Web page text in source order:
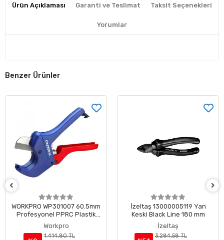
Ürün Açıklaması Garanti ve Teslimat Taksit Seçenekleri
Yorumlar
Benzer Ürünler
WORKPRO WP301007 60.5mm
Profesyonel PPRC Plastik
Boru Kesme Makası
Workpro
1.414,80 TL
İzeltaş 13000005119 Yan
Keski Black Line 180 mm
İzeltaş
3.284,58 TL